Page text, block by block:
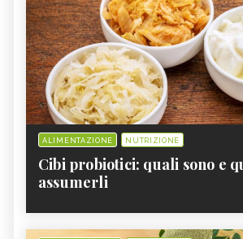
ALIMENTAZIONE NUTRIZIONE
Cibi probiotici: quali sono e
assumerli